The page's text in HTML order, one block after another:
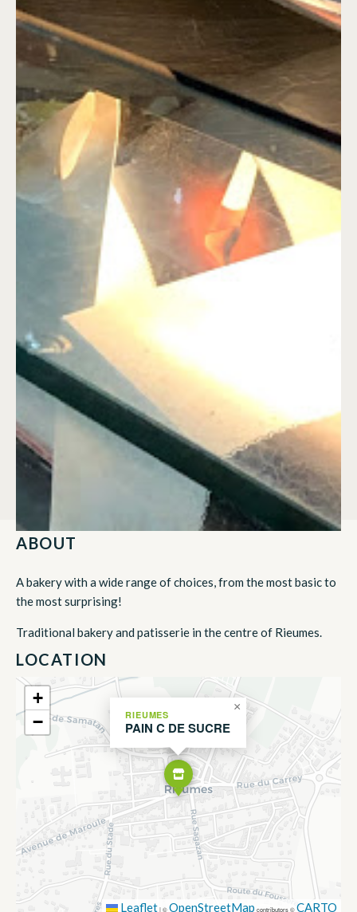
ABOUT
A bakery with a wide range of choices, from the most basic to
the most surprising!
Traditional bakery and patisserie in the centre of Rieumes.
LOCATION
RIEUMES
PAIN C DE SUCRE
×
+
−
Leaflet|©OpenStreetMap contributors ©CARTO